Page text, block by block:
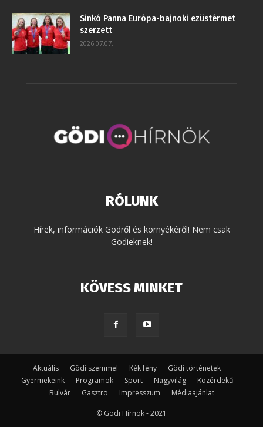
Sinkó Panna Európa-bajnoki ezüstérmet
szerzett
2026.07.07.
RÓLUNK
Hírek, információk Gödről és környékéről! Nem csak
Gödieknek!
KÖVESS MINKET
Aktuális Gödi szemmel Kék fény
Gödi történetek
Gyermekeink
Programok Sport Nagyvilág
Közérdekű
Bulvár
Gasztro Impresszum Médiaajánlat
© Gödi Hírnök - 2021